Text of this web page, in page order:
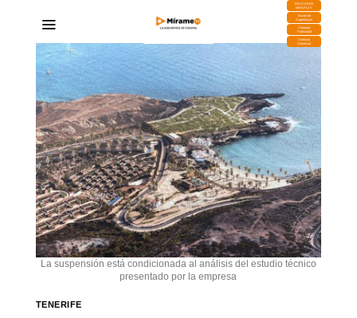
DESCARGA
MIRAPLAY
Buzón de
Sugerencias
Contratar
Publicidad
Contacto
Comercial
La suspensión está condicionada al análisis del estudio técnico
presentado por la empresa
TENERIFE